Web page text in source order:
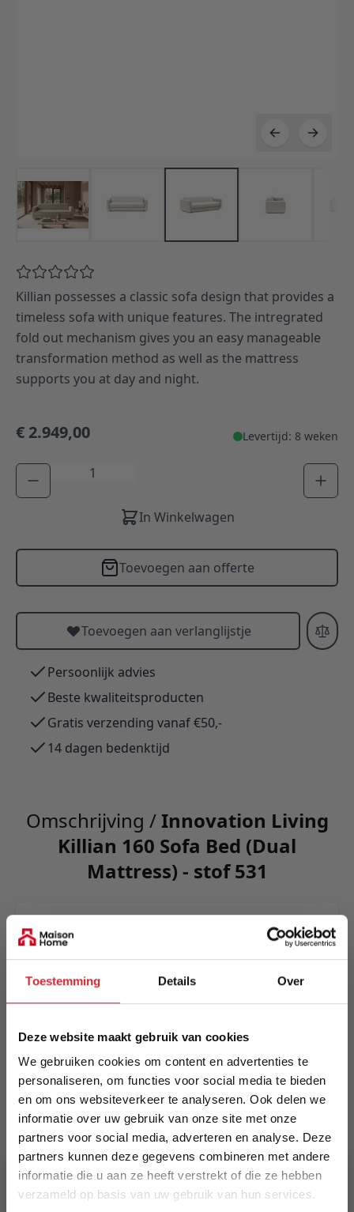
Toestemming Details Over
Deze website maakt gebruik van cookies
We gebruiken cookies om content en advertenties te
personaliseren, om functies voor social media te bieden
en om ons websiteverkeer te analyseren. Ook delen we
informatie over uw gebruik van onze site met onze
partners voor social media, adverteren en analyse. Deze
partners kunnen deze gegevens combineren met andere
informatie die u aan ze heeft verstrekt of die ze hebben
verzameld op basis van uw gebruik van hun services.
Killian possesses a classic sofa design that provides a
timeless sofa with unique features. The intregrated
fold out mechanism gives you an easy manageable
transformation method as well as the mattress
supports you at day and night.
€ 2.949,00 Levertijd: 8 weken
Aantal
In Winkelwagen
Toevoegen aan offerte
Toevoegen aan verlanglijstje
Persoonlijk advies
Beste kwaliteitsproducten
Gratis verzending vanaf €50,-
14 dagen bedenktijd
Omschrijving /Innovation Living
Killian 160 Sofa Bed (Dual
Mattress) - stof 531
Killian possesses a classic sofa design that
provides a timeless sofa with unique features.
The intregrated fold out mechanism gives you an
easy manageable transformation method as well
as the mattress supports you at day and night.
Meer informatie
Merk
Innovation Living
EAN
5700110953740